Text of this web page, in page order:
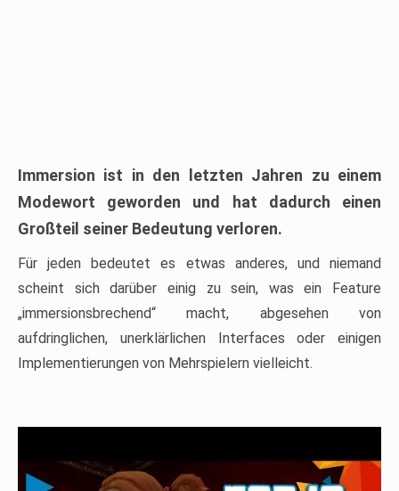
Immersion ist in den letzten Jahren zu einem
Modewort geworden und hat dadurch einen
Großteil seiner Bedeutung verloren.
Für jeden bedeutet es etwas anderes, und niemand
scheint sich darüber einig zu sein, was ein Feature
„immersionsbrechend“ macht, abgesehen von
aufdringlichen, unerklärlichen Interfaces oder einigen
Implementierungen von Mehrspielern vielleicht.